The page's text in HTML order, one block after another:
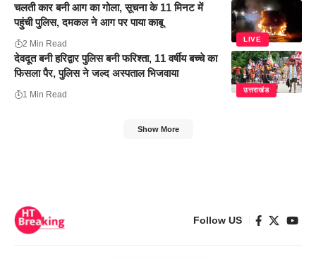
LIVE
चलती कार बनी आग का गोला, सूचना के 11 मिनट में
पहुंची पुलिस, दमकल ने आग पर पाया काबू
2 Min Read
उत्तराखंड
देवदूत बनी हरिद्वार पुलिस बनी फरिश्ता, 11 वर्षीय बच्चे का
फिसला पैर, पुलिस ने जल्द अस्पताल भिजवाया
1 Min Read
Show More
Follow US